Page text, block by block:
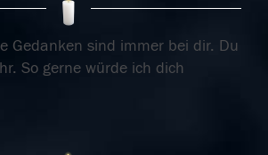
Gedanken sind immer bei dir. Du
So gerne würde ich dich